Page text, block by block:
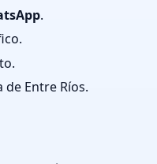
.
Entre Ríos.